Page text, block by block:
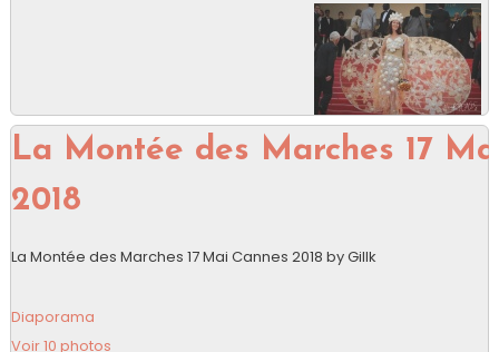
La Montée des Marches 17
2018
La Montée des Marches 17 Mai Cannes 2018 by Gillk
Diaporama
Voir 10 photos